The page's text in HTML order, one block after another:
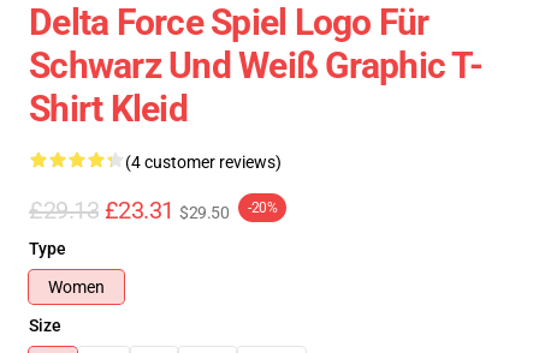
Delta Force Spiel Logo Für
Schwarz Und Weiß Graphic T-
Shirt Kleid
(4 customer reviews)
£29.13 £23.31 $29.50 -20%
Type
Women
Size